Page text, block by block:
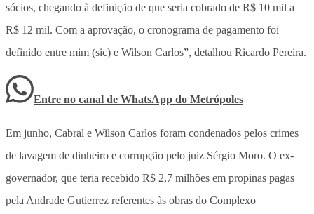
sócios, chegando à definição de que seria cobrado de R$ 10 mil a
R$ 12 mil. Com a aprovação, o cronograma de pagamento foi
definido entre mim (sic) e Wilson Carlos”, detalhou Ricardo Pereira.
Entre no canal de WhatsApp do Metrópoles
Em junho, Cabral e Wilson Carlos foram condenados pelos crimes
de lavagem de dinheiro e corrupção pelo juiz Sérgio Moro. O ex-
governador, que teria recebido R$ 2,7 milhões em propinas pagas
pela Andrade Gutierrez referentes às obras do Complexo